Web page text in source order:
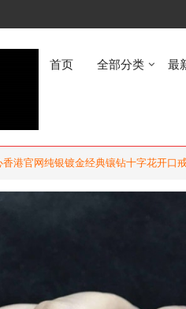
首页 全部分类 最
港官网纯银镀金经典镶钻十字花开口